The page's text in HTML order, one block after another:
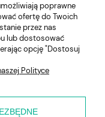
poprawne
ofertę do Twoich
przez nas
lub dostosować
opcję "Dostosuj
Polityce